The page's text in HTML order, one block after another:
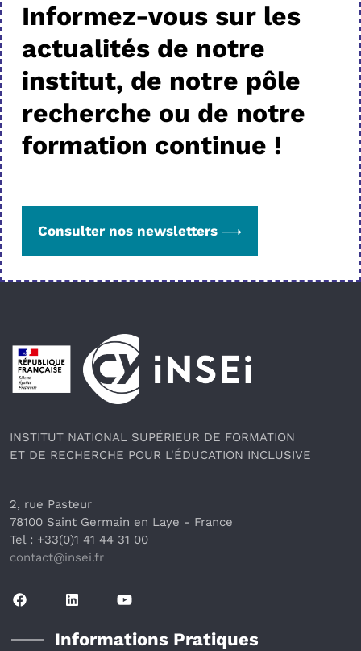
Informez-vous sur les
actualités de notre
institut, de notre pôle
recherche ou de notre
formation continue !
Consulter nos newsletters
Pied de page
INSTITUT NATIONAL SUPÉRIEUR DE FORMATION
ET DE RECHERCHE POUR L'ÉDUCATION INCLUSIVE
2, rue Pasteur
78100 Saint Germain en Laye - France
Tel : +33(0)1 41 44 31 00
contact@insei.fr
Informations Pratiques